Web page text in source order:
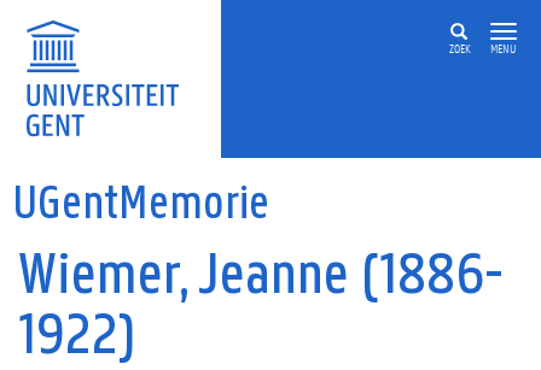
ZOEK MENU
UGentMemorie
Wiemer, Jeanne (1886-
1922)